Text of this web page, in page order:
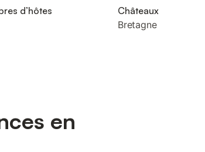
d’hôtes
Châteaux
Bretagne
en